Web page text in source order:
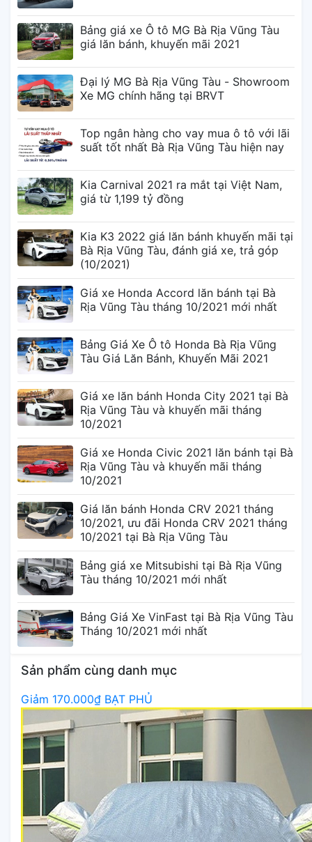
Bảng giá xe Ô tô MG Bà Rịa Vũng Tàu
giá lăn bánh, khuyến mãi 2021
Đại lý MG Bà Rịa Vũng Tàu - Showroom
Xe MG chính hãng tại BRVT
Top ngân hàng cho vay mua ô tô với lãi
suất tốt nhất Bà Rịa Vũng Tàu hiện nay
Kia Carnival 2021 ra mắt tại Việt Nam,
giá từ 1,199 tỷ đồng
Kia K3 2022 giá lăn bánh khuyến mãi tại
Bà Rịa Vũng Tàu, đánh giá xe, trả góp
(10/2021)
Giá xe Honda Accord lăn bánh tại Bà
Rịa Vũng Tàu tháng 10/2021 mới nhất
Bảng Giá Xe Ô tô Honda Bà Rịa Vũng
Tàu Giá Lăn Bánh, Khuyến Mãi 2021
Giá xe lăn bánh Honda City 2021 tại Bà
Rịa Vũng Tàu và khuyến mãi tháng
10/2021
Giá xe Honda Civic 2021 lăn bánh tại Bà
Rịa Vũng Tàu và khuyến mãi tháng
10/2021
Giá lăn bánh Honda CRV 2021 tháng
10/2021, ưu đãi Honda CRV 2021 tháng
10/2021 tại Bà Rịa Vũng Tàu
Bảng giá xe Mitsubishi tại Bà Rịa Vũng
Tàu tháng 10/2021 mới nhất
Bảng Giá Xe VinFast tại Bà Rịa Vũng Tàu
Tháng 10/2021 mới nhất
Sản phẩm cùng danh mục
Giảm 170.000₫ BẠT PHỦ
Ô TÔ CHUẨN MỌI DÒNG
XE - Bà Rịa Vũng Tàu
Chi tiết
Giảm 50.000₫
Áo trùm
Chi tiết
Giảm 120.000₫Áo trùm
xe Ford Fiesta